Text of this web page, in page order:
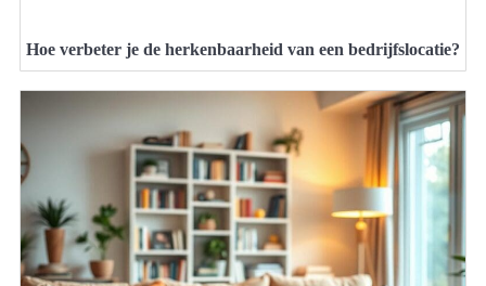
Hoe verbeter je de herkenbaarheid van een bedrijfslocatie?